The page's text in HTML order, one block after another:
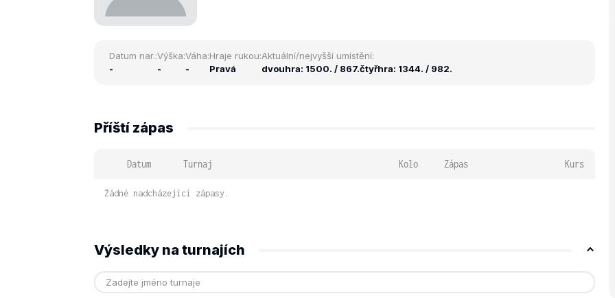
Datum nar.:
-
Výška:
-
Váha:
-
Hraje rukou:
Pravá
Aktuální/nejvyšší umístění:
dvouhra: 1500. / 867.čtyřhra: 1344. / 982.
Příští zápas
Datum Turnaj Kolo Zápas Kurs
Žádné nadcházející zápasy.
Výsledky na turnajích